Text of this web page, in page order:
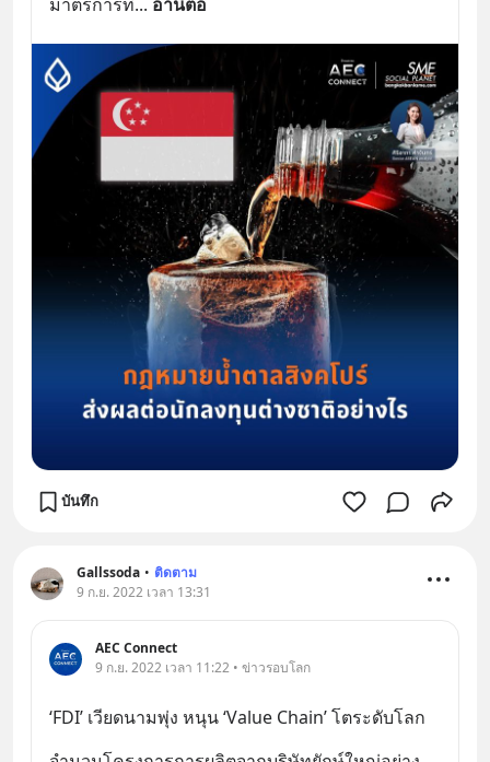
บันทึก
Gallssoda • ติดตาม
9 ก.ย. 2022 เวลา 13:31
AEC Connect
9 ก.ย. 2022 เวลา 11:22 • ข่าวรอบโลก
‘FDI’ เวียดนามพุ่ง หนุน ‘Value Chain’ โตระดับโลก